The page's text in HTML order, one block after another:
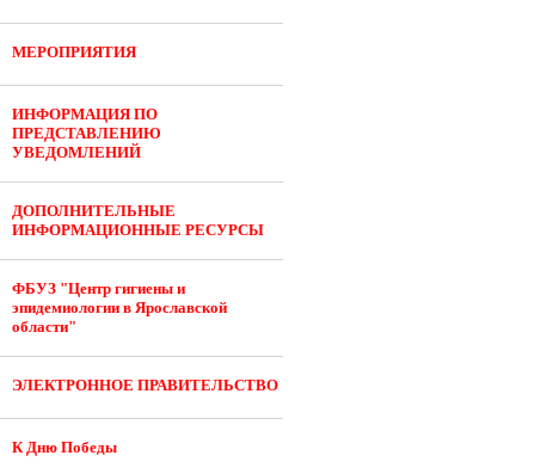
МЕРОПРИЯТИЯ
ИНФОРМАЦИЯ ПО
ПРЕДСТАВЛЕНИЮ
УВЕДОМЛЕНИЙ
ДОПОЛНИТЕЛЬНЫЕ
ИНФОРМАЦИОННЫЕ РЕСУРСЫ
ФБУЗ "Центр гигиены и
эпидемиологии в Ярославской
области"
ЭЛЕКТРОННОЕ ПРАВИТЕЛЬСТВО
К Дню Победы